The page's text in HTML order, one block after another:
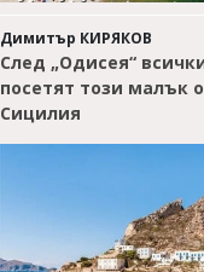
Димитър КИРЯКОВ
След „Одисея“
посетят този малък
Сицилия